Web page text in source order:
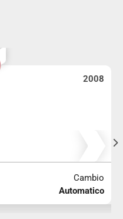
2008
Cambio
Automatico